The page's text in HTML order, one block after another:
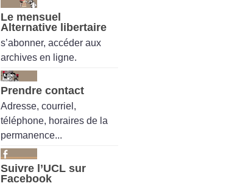
Le mensuel
Alternative libertaire
s’abonner, accéder aux
archives en ligne.
Prendre contact
Adresse, courriel,
téléphone, horaires de la
permanence...
Suivre l’UCL sur
Facebook